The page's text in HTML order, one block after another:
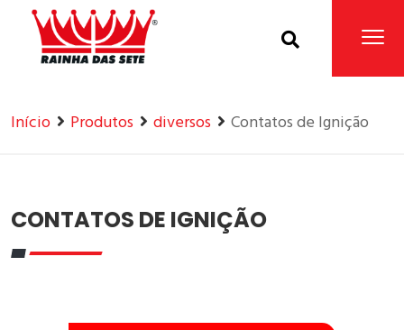
Home Produtos
Início Produtos diversos Contatos de Ignição
CONTATOS DE IGNIÇÃO